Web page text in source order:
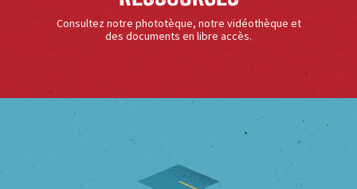
Consultez notre phototèque, notre vidéothèque et
des documents en libre accès.